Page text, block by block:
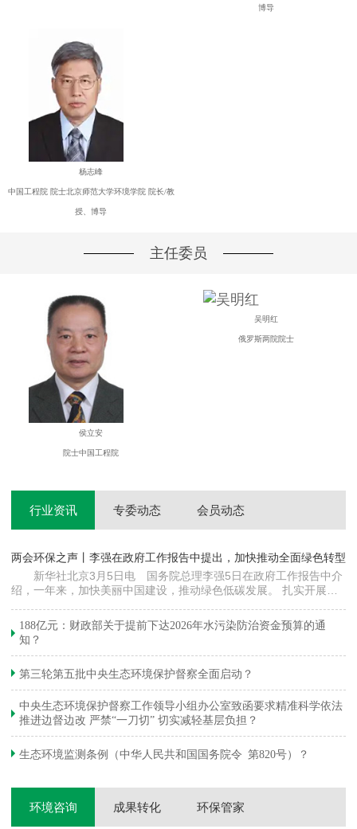
博导
杨志峰
中国工程院 院士北京师范大学环境学院 院长/教
授、博导
主任委员
侯立安
院士中国工程院
吴明红
俄罗斯两院院士
行业资讯 专委动态 会员动态
两会环保之声丨李强在政府工作报告中提出，加快推动全面绿色转型
新华社北京3月5日电 国务院总理李强5日在政府工作报告中介
绍，一年来，加快美丽中国建设，推动绿色低碳发展。 扎实开展大
浓度下降…
188亿元：财政部关于提前下达2026年水污染防治资金预算的通
知？
第三轮第五批中央生态环境保护督察全面启动？
中央生态环境保护督察工作领导小组办公室致函要求精准科学依法
推进边督边改 严禁“一刀切” 切实减轻基层负担？
生态环境监测条例（中华人民共和国国务院令 第820号）？
环境咨询 成果转化 环保管家